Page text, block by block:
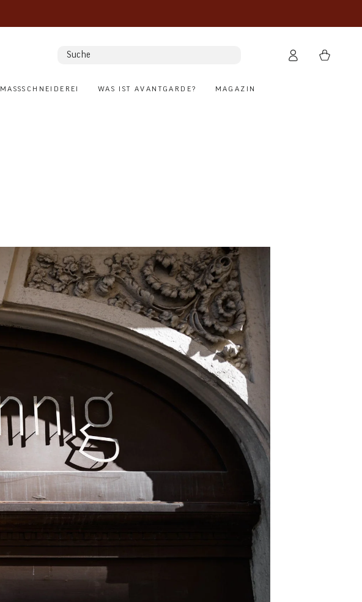
MASSSCHNEIDEREI WAS IST AVANTGARDE? MAGAZIN
Suche
Einloggen
Warenkorb